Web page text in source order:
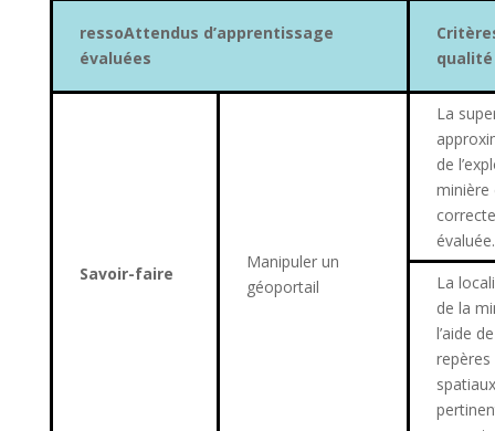
ressoAttendus d’apprentissage
évaluées
qualité
Savoir-faire
Manipuler un
géoportail
La
de
minière
évaluée.
La
de la
l’aide
repères
spatiaux